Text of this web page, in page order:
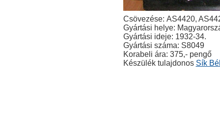
Csövezése: AS4420,
Gyártási helye:
Gyártási ideje: 1932-34.
Gyártási száma: S8049
Korabeli ára: 375,- pengő
Készülék tulajdonos Sík